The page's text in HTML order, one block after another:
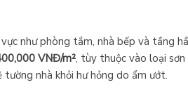
như phòng tắm, nhà bếp và tầng
VNĐ/m², tùy thuộc vào loại sơn
nhà khỏi hư hỏng do ẩm ướt.